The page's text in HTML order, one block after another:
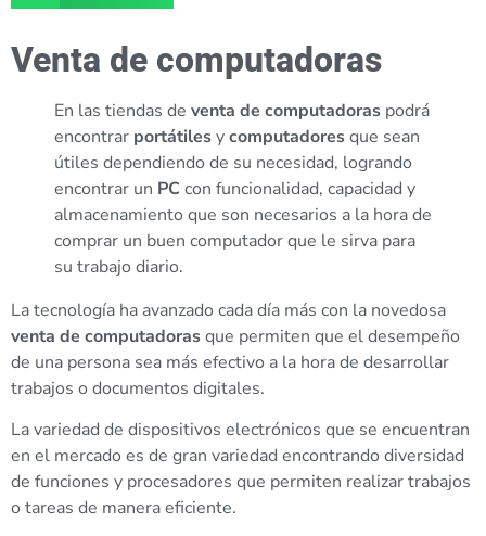
Venta de computadoras
En las tiendas de venta de computadoras podrá
encontrar portátilesycomputadoresque sean
útiles dependiendo de su necesidad, logrando
encontrar un PCcon funcionalidad, capacidad y
almacenamiento que son necesarios a la hora de
comprar un buen computador que le sirva para
su trabajo diario.
La tecnología ha avanzado cada día más con la novedosa
venta de computadorasque permiten que el desempeño
de una persona sea más efectivo a la hora de desarrollar
trabajos o documentos digitales.
La variedad de dispositivos electrónicos que se encuentran
en el mercado es de gran variedad encontrando diversidad
de funciones y procesadores que permiten realizar trabajos
o tareas de manera eficiente.